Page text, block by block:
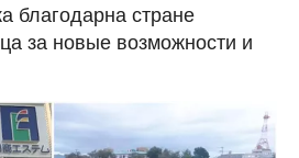
благодарна стране
за новые возможности и